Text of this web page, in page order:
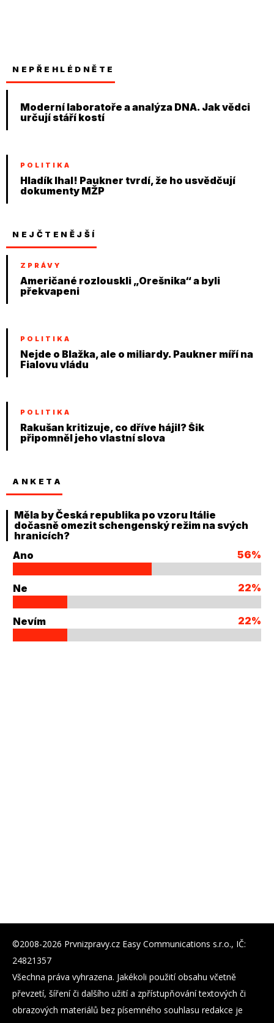
NEPŘEHLÉDNĚTE
Moderní laboratoře a analýza DNA. Jak vědci
určují stáří kostí
POLITIKA
Hladík lhal! Paukner tvrdí, že ho usvědčují
dokumenty MŽP
NEJČTENĚJŠÍ
ZPRÁVY
Američané rozlouskli „Orešnika“ a byli
překvapeni
POLITIKA
Nejde o Blažka, ale o miliardy. Paukner míří na
Fialovu vládu
POLITIKA
Rakušan kritizuje, co dříve hájil? Šik
připomněl jeho vlastní slova
ANKETA
Měla by Česká republika po vzoru Itálie
dočasně omezit schengenský režim na svých
hranicích?
Ano
56%
Ne 22%
Nevím 22%
©2008-2026 Prvnizpravy.cz Easy Communications s.r.o., IČ:
24821357
Všechna práva vyhrazena. Jakékoli použití obsahu včetně
převzetí, šíření či dalšího užití a zpřístupňování textových či
obrazových materiálů bez písemného souhlasu redakce je